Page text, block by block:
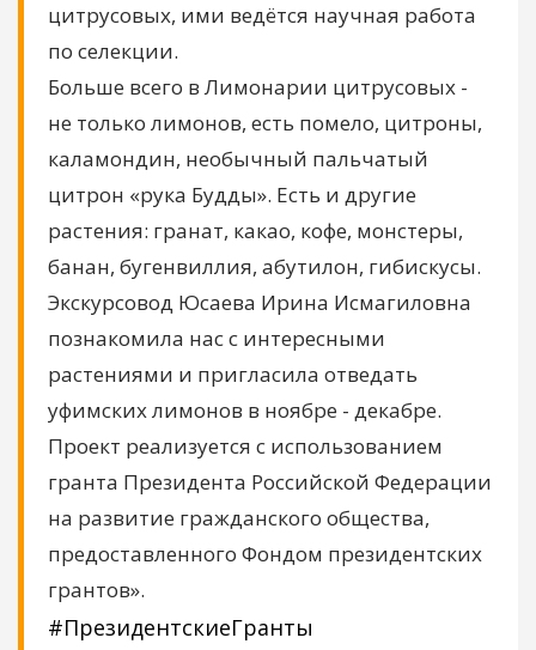
цитрусовых, ими ведётся научная работа
по селекции.
Больше всего в Лимонарии цитрусовых -
не только лимонов, есть помело, цитроны,
каламондин, необычный пальчатый
цитрон «рука Будды». Есть и другие
растения: гранат, какао, кофе, монстеры,
банан, бугенвиллия, абутилон, гибискусы.
Экскурсовод Юсаева Ирина Исмагиловна
познакомила нас с интересными
растениями и пригласила отведать
уфимских лимонов в ноябре - декабре.
Проект реализуется с использованием
гранта Президента Российской Федерации
на развитие гражданского общества,
предоставленного Фондом президентских
грантов».
#ПрезидентскиеГранты